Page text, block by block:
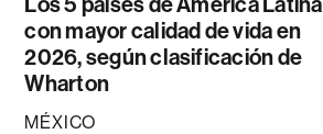
con mayor calidad de vida en
2026, según clasificación de
Wharton
MÉXICO